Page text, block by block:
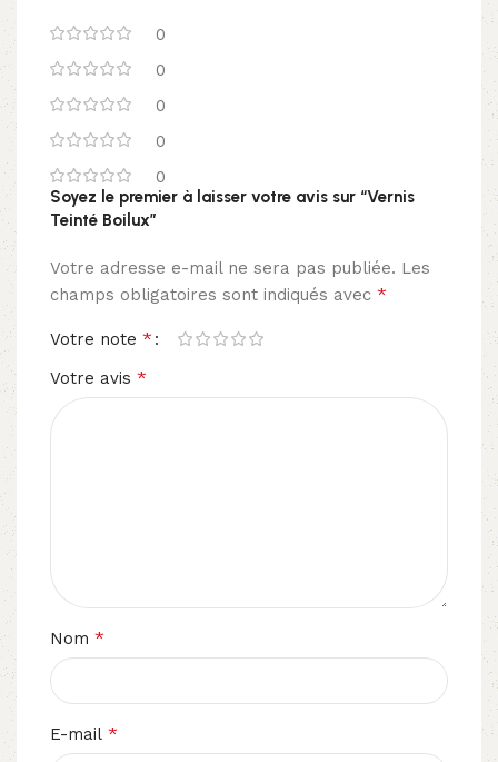
0
0
0
0
0
Soyez le premier à laisser votre avis sur “Vernis
Teinté Boilux”
Votre adresse e-mail ne sera pas publiée. Les
champs obligatoires sont indiqués avec *
Votre note *
Votre avis *
Nom *
E-mail *